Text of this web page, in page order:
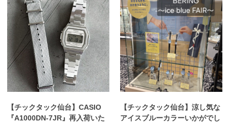
【チックタック仙台】CASIO
『A1000DN-7JR』再入荷いた
【チックタック仙台】涼し気な
アイスブルーカラーいかがでし